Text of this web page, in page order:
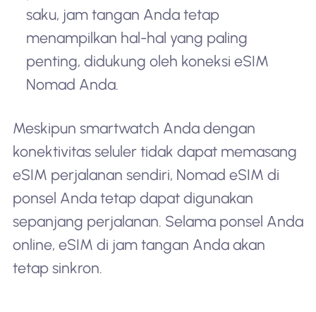
saku, jam tangan Anda tetap
menampilkan hal-hal yang paling
penting, didukung oleh koneksi eSIM
Nomad Anda.
Meskipun smartwatch Anda dengan
konektivitas seluler tidak dapat memasang
eSIM perjalanan sendiri, Nomad eSIM di
ponsel Anda tetap dapat digunakan
sepanjang perjalanan. Selama ponsel Anda
online, eSIM di jam tangan Anda akan
tetap sinkron.